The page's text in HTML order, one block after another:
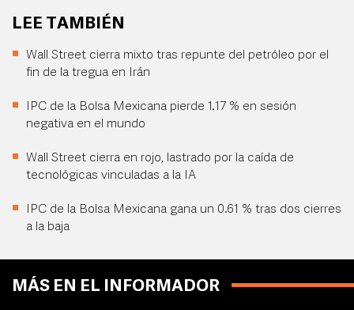
LEE TAMBIÉN
Wall Street cierra mixto tras repunte del petróleo por el
fin de la tregua en Irán
IPC de la Bolsa Mexicana pierde 1.17 % en sesión
negativa en el mundo
Wall Street cierra en rojo, lastrado por la caída de
tecnológicas vinculadas a la IA
IPC de la Bolsa Mexicana gana un 0.61 % tras dos cierres
a la baja
MÁS EN EL INFORMADOR